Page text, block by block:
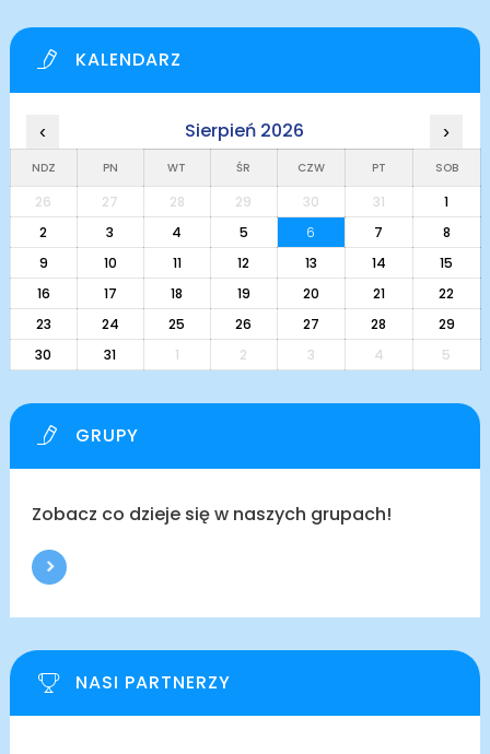
KALENDARZ
‹ Sierpień 2026 ›
NDZ PN WT ŚR CZW PT SOB
26 27 28 29 30 31
1
2
3 4 5 6 7
8
9
10 11 12 13 14
15
16
17 18 19 20 21
22
23
24 25 26 27 28
29
30
31 1 2 3 4 5
GRUPY
Zobacz co dzieje się w naszych grupach!
NASI PARTNERZY